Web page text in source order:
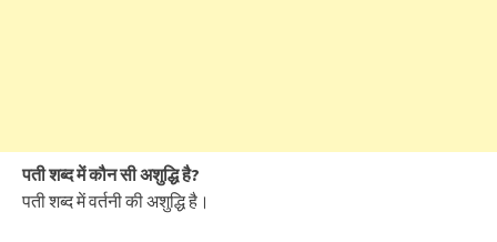
पती शब्द में कौन सी अशुद्धि है?
पती शब्द में वर्तनी की अशुद्धि है।